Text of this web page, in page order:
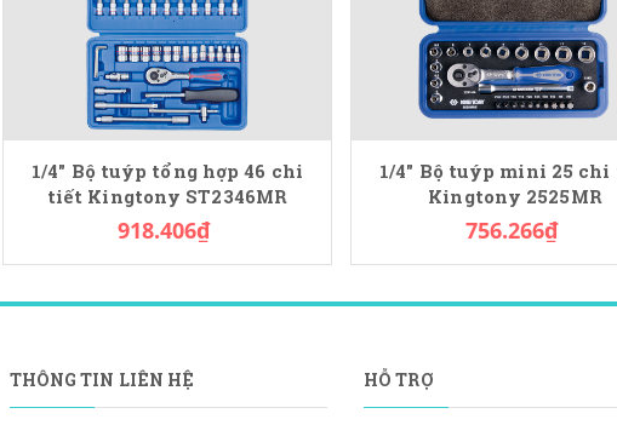
1/4" Bộ tuýp tổng hợp 46 chi
tiết Kingtony ST2346MR
918.406₫
1/4" Bộ tuýp mini 25
Kingtony 2525MR
756.266₫
THÔNG TIN LIÊN HỆ HỖ TRỢ